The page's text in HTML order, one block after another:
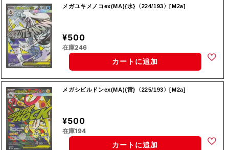
メガユキメノコex(MA){水}〈224/193〉[M2a]
¥500
在庫246
カートに追加
メガシビルドンex(MA){雷}〈225/193〉[M2a]
¥500
在庫194
カートに追加